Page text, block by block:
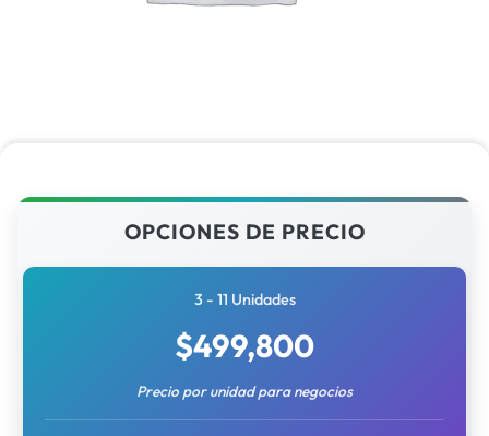
OPCIONES DE PRECIO
3 - 11 Unidades
$499,800
Precio por unidad para negocios